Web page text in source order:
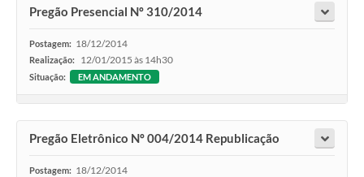
Pregão Presencial Nº 310/2014
Postagem: 18/12/2014
Realização: 12/01/2015 às 14h30
Situação: EM ANDAMENTO
Pregão Eletrônico Nº 004/2014 Republicação
Postagem: 18/12/2014